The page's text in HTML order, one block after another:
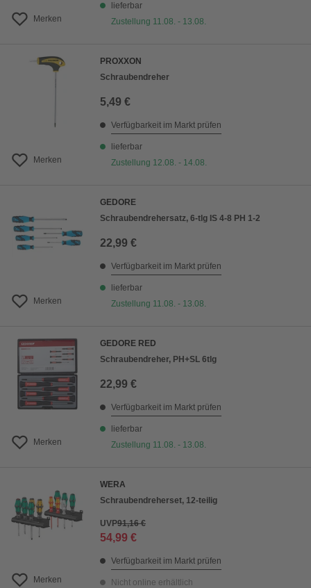
Merken
lieferbar
Zustellung 11.08. - 13.08.
Merken
PROXXON
Schraubendreher
5,49 €
Verfügbarkeit im Markt prüfen
lieferbar
Zustellung 12.08. - 14.08.
Merken
GEDORE
Schraubendrehersatz, 6-tlg IS 4-8 PH 1-2
22,99 €
Verfügbarkeit im Markt prüfen
lieferbar
Zustellung 11.08. - 13.08.
Merken
GEDORE RED
Schraubendreher, PH+SL 6tlg
22,99 €
Verfügbarkeit im Markt prüfen
lieferbar
Zustellung 11.08. - 13.08.
Merken
WERA
Schraubendreherset, 12-teilig
UVP91,16 €
54,99 €
Verfügbarkeit im Markt prüfen
Nicht online erhältlich